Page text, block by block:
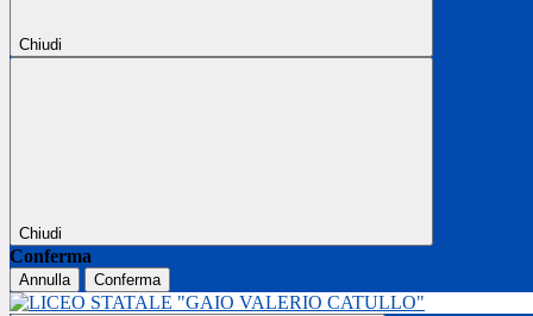
Chiudi
Chiudi
Conferma
Annulla Conferma